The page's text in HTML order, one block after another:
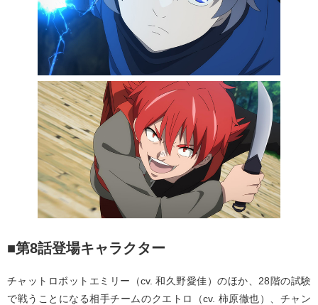
■第8話登場キャラクター
チャットロボットエミリー（cv. 和久野愛佳）のほか、28階の試験
で戦うことになる相⼿チームのクエトロ（cv. 柿原徹也）、チャン